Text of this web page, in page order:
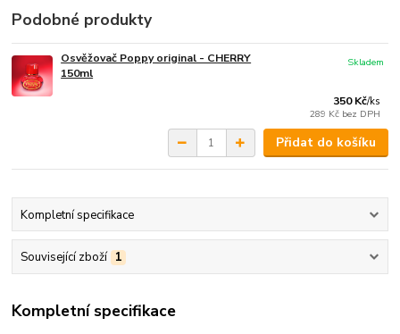
Podobné produkty
Osvěžovač Poppy original - CHERRY
150ml
350 Kč/ks
289 Kč bez DPH
Skladem
Přidat do košíku
Kompletní specifikace
Související zboží 1
Kompletní specifikace